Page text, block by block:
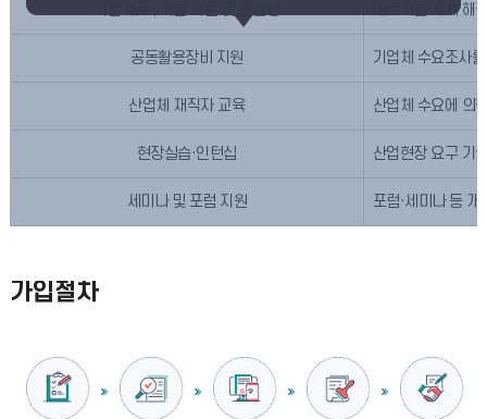
애로기술 자체 해
공동활용장비 지원 기업체 수요조사
산업체 재직자 교육 산업체 수요에 의
현장실습·인턴십 산업현장 요구 기
세미나 및 포럼 지원 포럼·세미나 등
가입절차